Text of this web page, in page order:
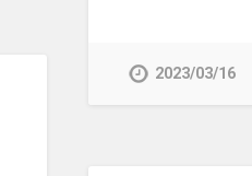
2023/03/16